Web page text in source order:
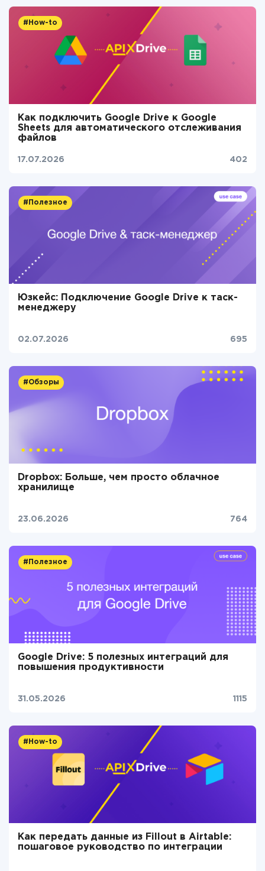
#How-to
Как подключить Google Drive к Google
Sheets для автоматического отслеживания
файлов
17.07.2026 402
#Полезное
Юзкейс: Подключение Google Drive к таск-
менеджеру
02.07.2026 695
#Обзоры
Dropbox: Больше, чем просто облачное
хранилище
23.06.2026 764
#Полезное
Google Drive: 5 полезных интеграций для
повышения продуктивности
31.05.2026 1115
#How-to
Как передать данные из Fillout в Airtable:
пошаговое руководство по интеграции